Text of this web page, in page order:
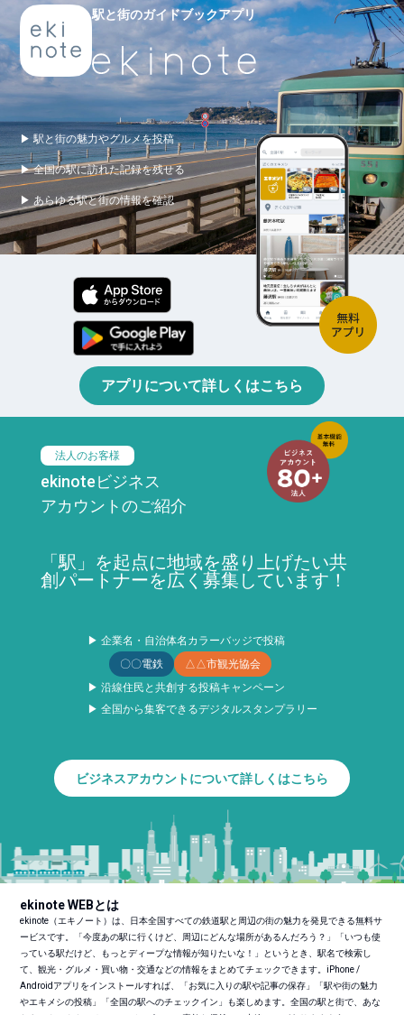
駅と街のガイドブックアプリ
▶ 駅と街の魅力やグルメを投稿
▶ 全国の駅に訪れた記録を残せる
▶ あらゆる駅と街の情報を確認
アプリについて詳しくはこちら
法人のお客様
ekinoteビジネス
アカウントのご紹介
「駅」を起点に地域を盛り上げたい共
創パートナーを広く募集しています！
▶ 企業名・自治体名カラーバッジで投稿
〇〇電鉄
△△市観光協会
▶ 沿線住民と共創する投稿キャンペーン
▶ 全国から集客できるデジタルスタンプラリー
ビジネスアカウントについて詳しくはこちら
ekinote WEBとは
ekinote（エキノート）は、日本全国すべての鉄道駅と周辺の街の魅力を発見できる無料サ
ービスです。「今度あの駅に行くけど、周辺にどんな場所があるんだろう？」「いつも使
っている駅だけど、もっとディープな情報が知りたいな！」というとき、駅名で検索し
て、観光・グルメ・買い物・交通などの情報をまとめてチェックできます。iPhone /
Androidアプリをインストールすれば、「お気に入りの駅や記事の保存」「駅や街の魅力
やエキメシの投稿」「全国の駅へのチェックイン」も楽しめます。全国の駅と街で、あな